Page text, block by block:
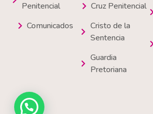
Penitencial
Comunicados
Cruz Penitencial
Cristo de la
Sentencia
Guardia
Pretoriana